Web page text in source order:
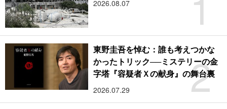
2026.08.07
2
東野圭吾を悼む：誰も考えつかな
かったトリック──ミステリーの金
字塔『容疑者Ｘの献身』の舞台裏
2026.07.29